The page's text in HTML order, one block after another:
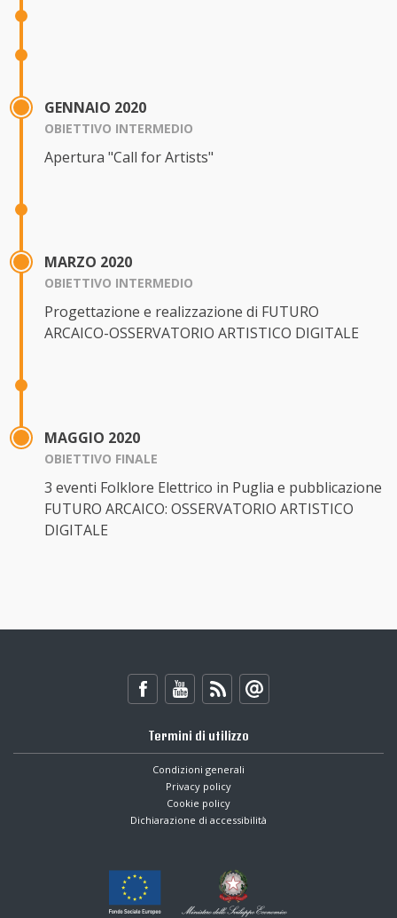
GENNAIO 2020
OBIETTIVO INTERMEDIO
Apertura "Call for Artists"
MARZO 2020
OBIETTIVO INTERMEDIO
Progettazione e realizzazione di FUTURO
ARCAICO-OSSERVATORIO ARTISTICO DIGITALE
MAGGIO 2020
OBIETTIVO FINALE
3 eventi Folklore Elettrico in Puglia e pubblicazione
FUTURO ARCAICO: OSSERVATORIO ARTISTICO
DIGITALE
Termini di utilizzo
Condizioni generali
Privacy policy
Cookie policy
Dichiarazione di accessibilità